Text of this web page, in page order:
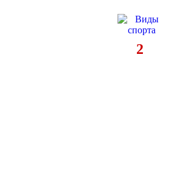
2